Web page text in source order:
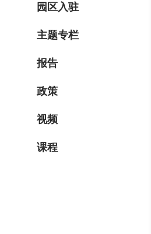
园区入驻
主题专栏
报告
政策
视频
课程